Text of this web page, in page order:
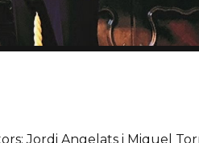
Jordi Angelats i Miquel